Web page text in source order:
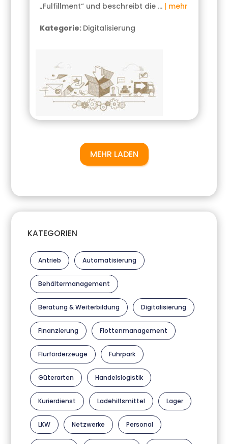
„Fulfillment“ und beschreibt die … | mehr
Kategorie: Digitalisierung
MEHR LADEN
KATEGORIEN
Antrieb Automatisierung
Behältermanagement
Beratung & Weiterbildung Digitalisierung
Finanzierung Flottenmanagement
Flurförderzeuge Fuhrpark
Güterarten Handelslogistik
Kurierdienst Ladehilfsmittel Lager
LKW Netzwerke Personal